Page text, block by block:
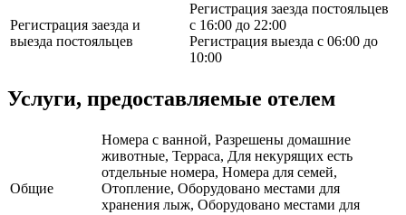
Регистрация заезда и
выезда постояльцев
Регистрация заезда постояльцев
с 16:00 до 22:00
Регистрация выезда с 06:00 до
10:00
Услуги, предоставляемые отелем
Общие
Номера с ванной, Разрешены домашние
животные, Терраса, Для некурящих есть
отдельные номера, Номера для семей,
Отопление, Оборудовано местами для
хранения лыж, Оборудовано местами для